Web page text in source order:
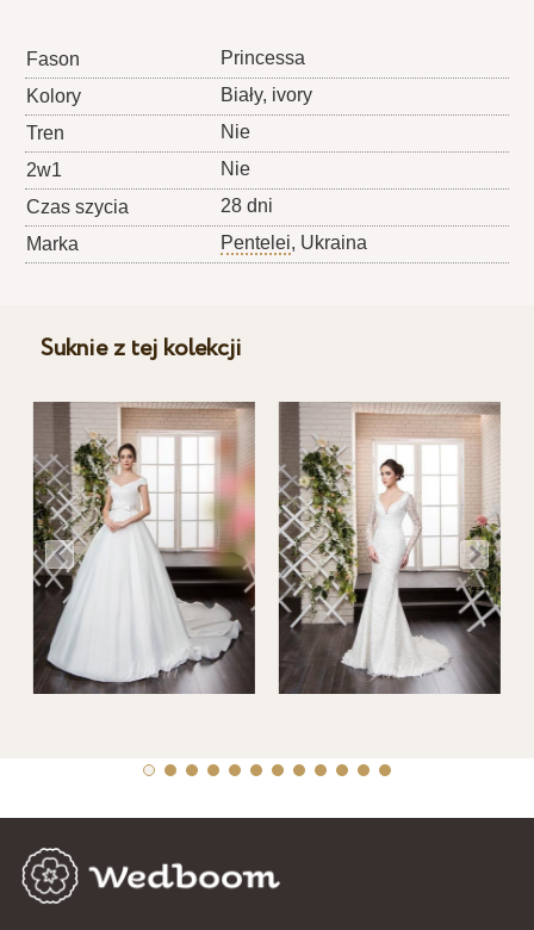
Fason
Princessa
Kolory
Biały, ivory
Tren
Nie
2w1
Nie
Czas szycia
28 dni
Marka
Pentelei, Ukraina
Suknie z tej kolekcji